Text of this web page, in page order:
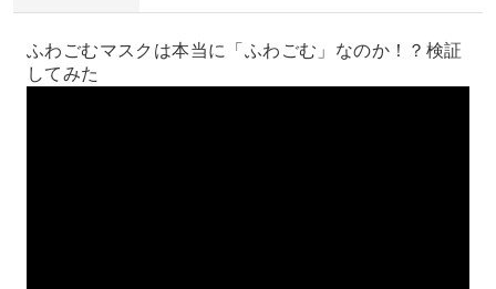
ふわごむマスクは本当に「ふわごむ」なのか！？検証
してみた